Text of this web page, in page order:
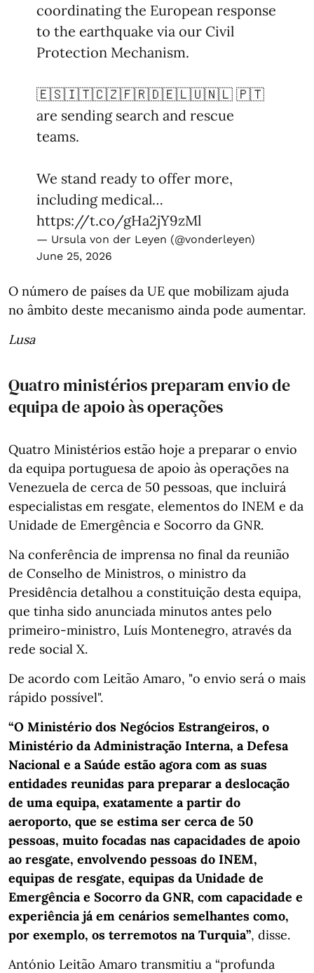
coordinating the European response
to the earthquake via our Civil
Protection Mechanism.
🇪🇸🇮🇹🇨🇿🇫🇷🇩🇪🇱🇺🇳🇱 🇵🇹
are sending search and rescue
teams.
We stand ready to offer more,
including medical…
https://t.co/gHa2jY9zMl
— Ursula von der Leyen (@vonderleyen)
June 25, 2026
O número de países da UE que mobilizam ajuda
no âmbito deste mecanismo ainda pode aumentar.
Lusa
Quatro ministérios preparam envio de
equipa de apoio às operações
Quatro Ministérios estão hoje a preparar o envio
da equipa portuguesa de apoio às operações na
Venezuela de cerca de 50 pessoas, que incluirá
especialistas em resgate, elementos do INEM e da
Unidade de Emergência e Socorro da GNR.
Na conferência de imprensa no final da reunião
de Conselho de Ministros, o ministro da
Presidência detalhou a constituição desta equipa,
que tinha sido anunciada minutos antes pelo
primeiro-ministro, Luís Montenegro, através da
rede social X.
De acordo com Leitão Amaro, "o envio será o mais
rápido possível".
“O Ministério dos Negócios Estrangeiros, o
Ministério da Administração Interna, a Defesa
Nacional e a Saúde estão agora com as suas
entidades reunidas para preparar a deslocação
de uma equipa, exatamente a partir do
aeroporto, que se estima ser cerca de 50
pessoas, muito focadas nas capacidades de apoio
ao resgate, envolvendo pessoas do INEM,
equipas de resgate, equipas da Unidade de
Emergência e Socorro da GNR, com capacidade e
experiência já em cenários semelhantes como,
por exemplo, os terremotos na Turquia”, disse.
António Leitão Amaro transmitiu a “profunda